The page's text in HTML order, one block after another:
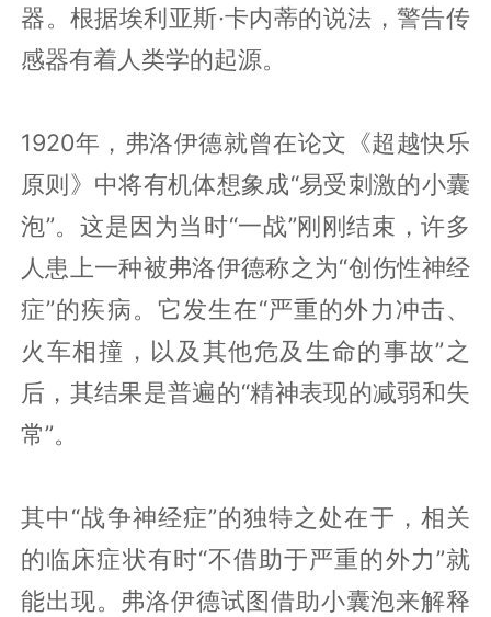
器。根据埃利亚斯·卡内蒂的说法，警告传
感器有着人类学的起源。
1920年，弗洛伊德就曾在论文《超越快乐
原则》中将有机体想象成“易受刺激的小囊
泡”。这是因为当时“一战”刚刚结束，许多
人患上一种被弗洛伊德称之为“创伤性神经
症”的疾病。它发生在“严重的外力冲击、
火车相撞，以及其他危及生命的事故”之
后，其结果是普遍的“精神表现的减弱和失
常”。
其中“战争神经症”的独特之处在于，相关
的临床症状有时“不借助于严重的外力”就
能出现。弗洛伊德试图借助小囊泡来解释